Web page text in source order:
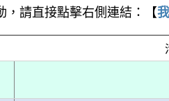
請直接點擊右側連結：【